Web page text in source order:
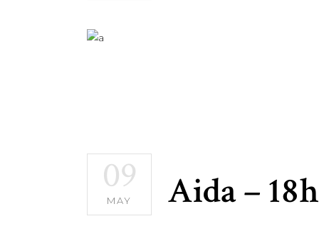
09
MAY Aida – 18h